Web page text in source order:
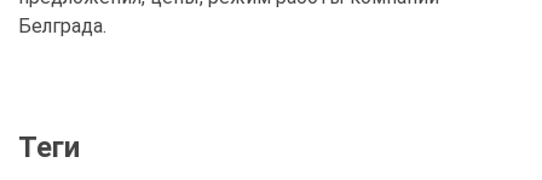
Белграда.
Теги